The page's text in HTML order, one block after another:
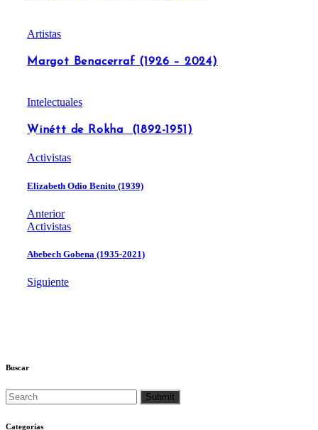
Artistas
Margot Benacerraf (1926 – 2024)
Intelectuales
Winétt de Rokha (1892-1951)
Activistas
Elizabeth Odio Benito (1939)
Anterior
Activistas
Abebech Gobena (1935-2021)
Siguiente
Buscar
Categorías